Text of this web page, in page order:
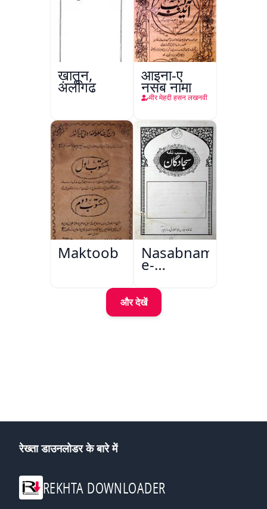
ख़ातून,
अलीगढ़
आइना-ए
नसब नामा
मीर मेहदी हसन लखनवी
Maktoob Nasabnama-
e-
Sajjadgan
और देखें
रेख्ता डाउनलोडर के बारे में
REKHTA DOWNLOADER